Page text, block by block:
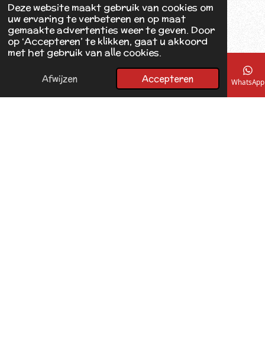
Deze website maakt gebruik van cookies om
uw ervaring te verbeteren en op maat
gemaakte advertenties weer te geven. Door
op ‘Accepteren’ te klikken, gaat u akkoord
met het gebruik van alle cookies.
Afwijzen Accepteren
o
o
k
E-mailadres Telefoonnummer Kaart Facebook WhatsApp